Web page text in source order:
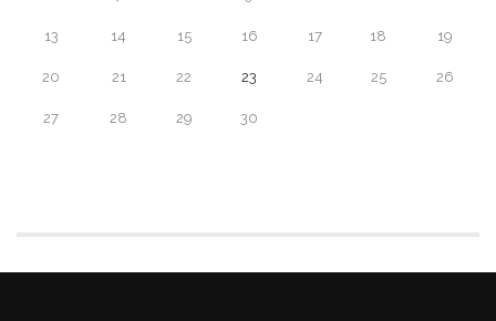
13 14 15 16 17 18 19
20 21 22 23 24 25 26
27 28 29 30